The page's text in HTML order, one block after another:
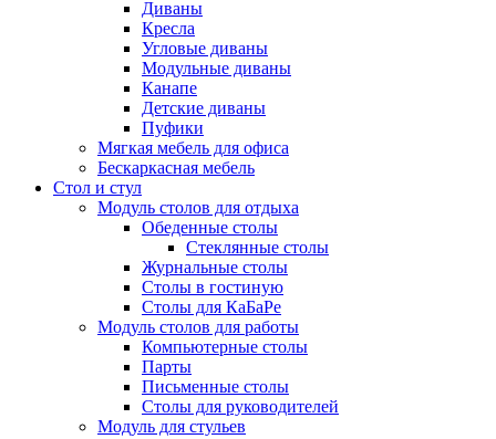
Диваны
Кресла
Угловые диваны
Модульные диваны
Канапе
Детские диваны
Пуфики
Мягкая мебель для офиса
Бескаркасная мебель
Стол и стул
Модуль столов для отдыха
Обеденные столы
Стеклянные столы
Журнальные столы
Столы в гостиную
Столы для КаБаРе
Модуль столов для работы
Компьютерные столы
Парты
Письменные столы
Столы для руководителей
Модуль для стульев